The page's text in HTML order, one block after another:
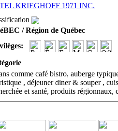
KRIEGHOFF 1971 INC.
/ Région de Québec
comme café bistro, auberge
, déjeuner diner & souper ,
et santé, produits